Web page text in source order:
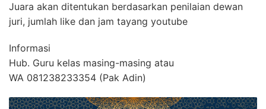
Juara akan ditentukan berdasarkan penilaian dewan
juri, jumlah like dan jam tayang youtube
Informasi
Hub. Guru kelas masing-masing atau
WA 081238233354 (Pak Adin)